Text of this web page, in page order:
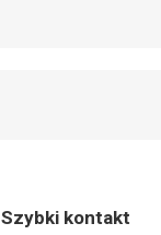
Szybki kontakt